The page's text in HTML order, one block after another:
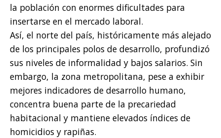
la población con enormes dificultades para
insertarse en el mercado laboral.
Así, el norte del país, históricamente más alejado
de los principales polos de desarrollo, profundizó
sus niveles de informalidad y bajos salarios. Sin
embargo, la zona metropolitana, pese a exhibir
mejores indicadores de desarrollo humano,
concentra buena parte de la precariedad
habitacional y mantiene elevados índices de
homicidios y rapiñas.